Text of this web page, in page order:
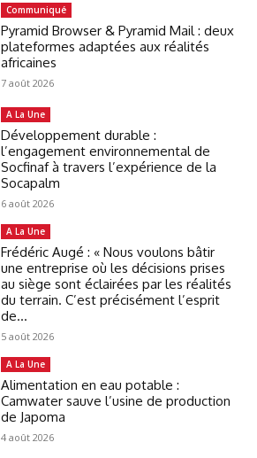
Communiqué
Pyramid Browser & Pyramid Mail : deux
plateformes adaptées aux réalités
africaines
7 août 2026
A La Une
Développement durable :
l’engagement environnemental de
Socfinaf à travers l’expérience de la
Socapalm
6 août 2026
A La Une
Frédéric Augé : « Nous voulons bâtir
une entreprise où les décisions prises
au siège sont éclairées par les réalités
du terrain. C’est précisément l’esprit
de...
5 août 2026
A La Une
Alimentation en eau potable :
Camwater sauve l’usine de production
de Japoma
4 août 2026